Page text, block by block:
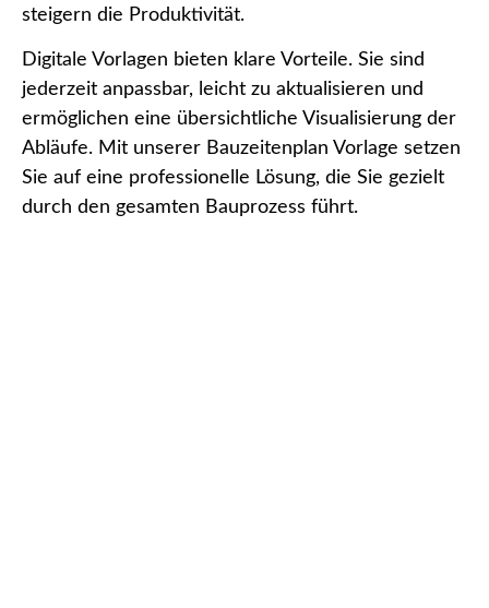
steigern die Produktivität.
Digitale Vorlagen bieten klare Vorteile. Sie sind
jederzeit anpassbar, leicht zu aktualisieren und
ermöglichen eine übersichtliche Visualisierung der
Abläufe. Mit unserer Bauzeitenplan Vorlage setzen
Sie auf eine professionelle Lösung, die Sie gezielt
durch den gesamten Bauprozess führt.